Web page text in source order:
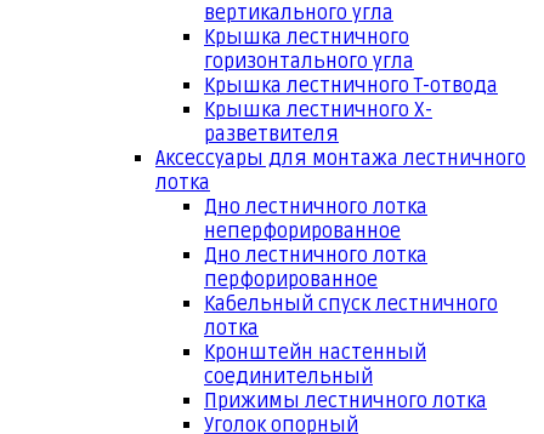
вертикального угла
Крышка лестничного
горизонтального угла
Крышка лестничного Т-отвода
Крышка лестничного Х-
разветвителя
Аксессуары для монтажа лестничного
лотка
Дно лестничного лотка
неперфорированное
Дно лестничного лотка
перфорированное
Кабельный спуск лестничного
лотка
Кронштейн настенный
соединительный
Прижимы лестничного лотка
Уголок опорный